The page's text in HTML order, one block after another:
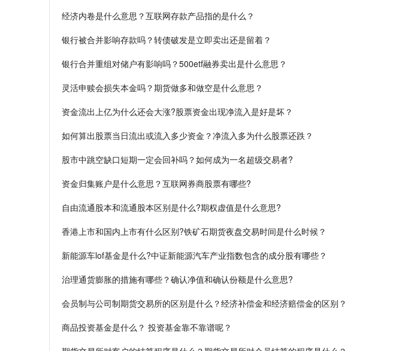
经济内卷是什么意思？互联网存款产品指的是什么？
银行被合并影响存款吗？转债破发是立即卖出还是留着？
银行合并重组对储户有影响吗？500etf融券卖出是什么意思？
灵活申赎会损失本金吗？期货做多和做空是什么意思？
资金流出上亿为什么还会大涨?股票资金出现净流入是好是坏？
如何算出股票当日流出或流入多少资金？净流入多为什么股票还跌？
股市中跳空缺口短期一定会回补吗？如何成为一名超级交易者?
资金归集账户是什么意思？互联网券商股票有哪些?
自由流通股本和流通股本区别是什么?期权虚值是什么意思?
香港上市和国内上市有什么区别?铁矿石期货夜盘交易时间是什么时候？
新能源车lof基金是什么?中证新能源汽车产业指数包含的成分股有哪些？
治理通货膨胀的措施有哪些？确认净值和确认份额是什么意思?
会员制与公司制期货交易所的区别是什么？经济补偿金和经济赔偿金的区别？
商品投资基金是什么？ 投资基金靠不靠谱呢？